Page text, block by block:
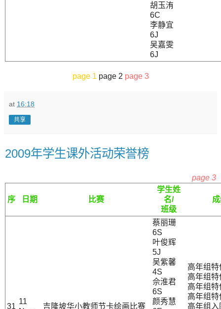
胡玉洧
6C
李静宜
6J
吴嘉雯
6J
page 1 page 2 page 3
at 16:18
共享
2009年学生课外活动荣誉榜
page 3
序 日期 比赛
学生姓
名/
班级
31
11
吉隆坡华小教师节卡绘画比赛
蔡丽珊
6S
叶俊辉
5J
吴紫馨
4S
佘淮君
6S
颜秀慧
高年组特
高年组特
高年组特
高年组特
高年组入